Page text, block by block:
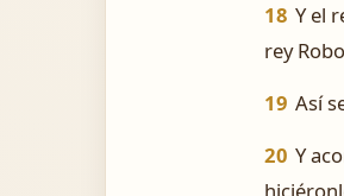
18 Y el
rey
19 Así
20 Y